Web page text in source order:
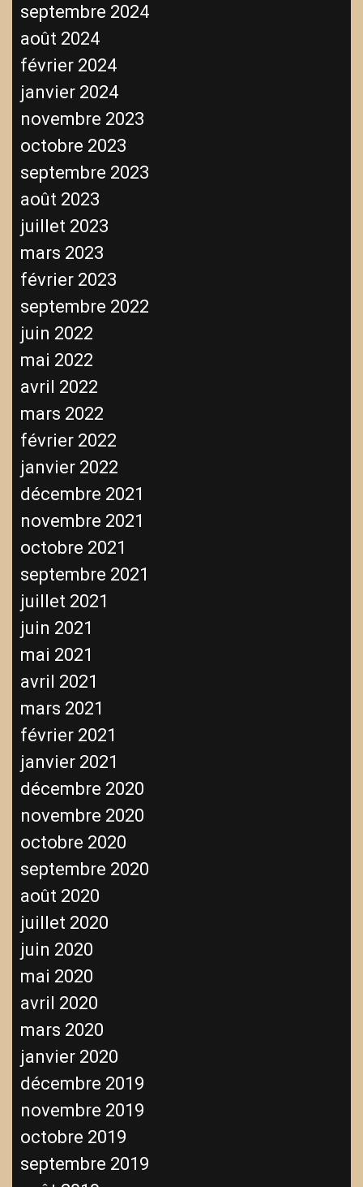
septembre 2024
août 2024
février 2024
janvier 2024
novembre 2023
octobre 2023
septembre 2023
août 2023
juillet 2023
mars 2023
février 2023
septembre 2022
juin 2022
mai 2022
avril 2022
mars 2022
février 2022
janvier 2022
décembre 2021
novembre 2021
octobre 2021
septembre 2021
juillet 2021
juin 2021
mai 2021
avril 2021
mars 2021
février 2021
janvier 2021
décembre 2020
novembre 2020
octobre 2020
septembre 2020
août 2020
juillet 2020
juin 2020
mai 2020
avril 2020
mars 2020
janvier 2020
décembre 2019
novembre 2019
octobre 2019
septembre 2019